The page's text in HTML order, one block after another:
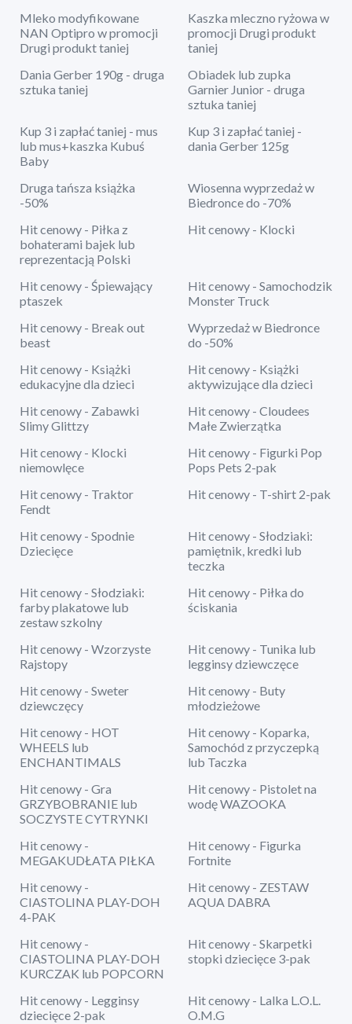
Mleko modyfikowane
NAN Optipro w promocji
Drugi produkt taniej
Kaszka mleczno ryżowa w
promocji Drugi produkt
taniej
Dania Gerber 190g - druga
sztuka taniej
Obiadek lub zupka
Garnier Junior - druga
sztuka taniej
Kup 3 i zapłać taniej - mus
lub mus+kaszka Kubuś
Baby
Kup 3 i zapłać taniej -
dania Gerber 125g
Druga tańsza książka
-50%
Wiosenna wyprzedaż w
Biedronce do -70%
Hit cenowy - Piłka z
bohaterami bajek lub
reprezentacją Polski
Hit cenowy - Klocki
Hit cenowy - Śpiewający
ptaszek
Hit cenowy - Samochodzik
Monster Truck
Hit cenowy - Break out
beast
Wyprzedaż w Biedronce
do -50%
Hit cenowy - Książki
edukacyjne dla dzieci
Hit cenowy - Książki
aktywizujące dla dzieci
Hit cenowy - Zabawki
Slimy Glittzy
Hit cenowy - Cloudees
Małe Zwierzątka
Hit cenowy - Klocki
niemowlęce
Hit cenowy - Figurki Pop
Pops Pets 2-pak
Hit cenowy - Traktor
Fendt
Hit cenowy - T-shirt 2-pak
Hit cenowy - Spodnie
Dziecięce
Hit cenowy - Słodziaki:
pamiętnik, kredki lub
teczka
Hit cenowy - Słodziaki:
farby plakatowe lub
zestaw szkolny
Hit cenowy - Piłka do
ściskania
Hit cenowy - Wzorzyste
Rajstopy
Hit cenowy - Tunika lub
legginsy dziewczęce
Hit cenowy - Sweter
dziewczęcy
Hit cenowy - Buty
młodzieżowe
Hit cenowy - HOT
WHEELS lub
ENCHANTIMALS
Hit cenowy - Koparka,
Samochód z przyczepką
lub Taczka
Hit cenowy - Gra
GRZYBOBRANIE lub
SOCZYSTE CYTRYNKI
Hit cenowy - Pistolet na
wodę WAZOOKA
Hit cenowy -
MEGAKUDŁATA PIŁKA
Hit cenowy - Figurka
Fortnite
Hit cenowy -
CIASTOLINA PLAY-DOH
4-PAK
Hit cenowy - ZESTAW
AQUA DABRA
Hit cenowy -
CIASTOLINA PLAY-DOH
KURCZAK lub POPCORN
Hit cenowy - Skarpetki
stopki dziecięce 3-pak
Hit cenowy - Legginsy
dziecięce 2-pak
Hit cenowy - Lalka L.O.L.
O.M.G